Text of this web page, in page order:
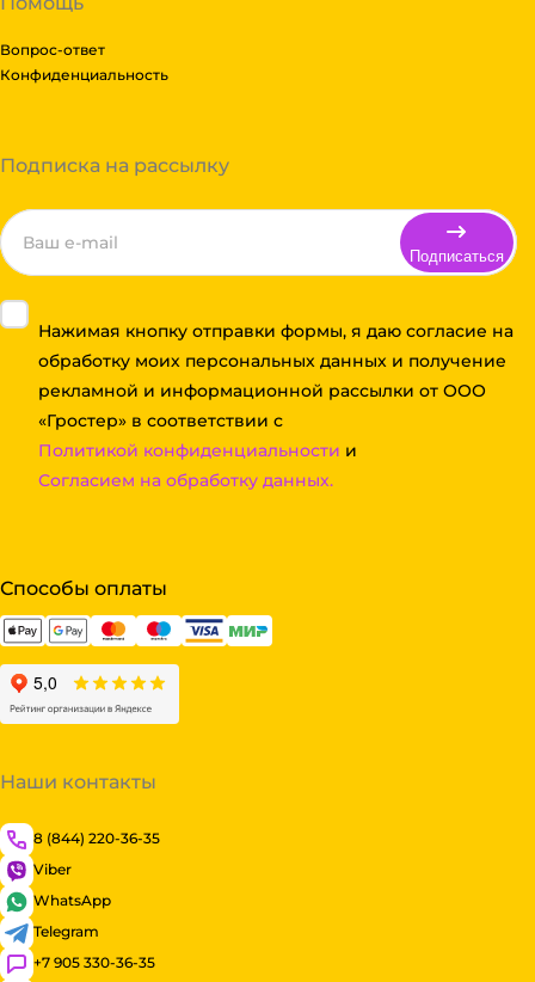
Вопрос-ответ
Конфиденциальность
Подписка на рассылку
Подписаться
Нажимая кнопку отправки формы, я даю согласие на
обработку моих персональных данных и получение
рекламной и информационной рассылки от ООО
«Гростер» в соответствии с
Политикой конфиденциальности и
Согласием на обработку данных.
Способы оплаты
Наши контакты
8 (844) 220-36-35
Viber
WhatsApp
Telegram
+7 905 330-36-35